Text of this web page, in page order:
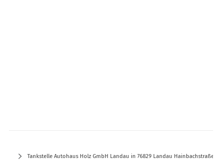
Tankstelle Autohaus Holz GmbH Landau in 76829 Landau Hainbachstraße 70